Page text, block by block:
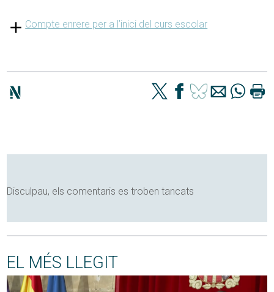
Compte enrere per a l’inici del curs escolar
Disculpau, els comentaris es troben tancats
EL MÉS LLEGIT